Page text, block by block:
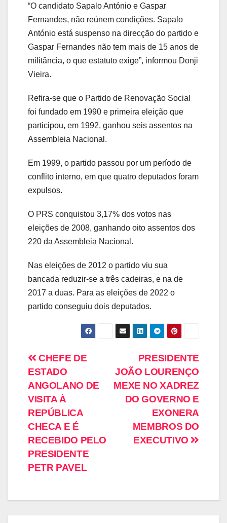
“O candidato Sapalo António e Gaspar
Fernandes, não reúnem condições. Sapalo
António está suspenso na direcção do partido e
Gaspar Fernandes não tem mais de 15 anos de
militância, o que estatuto exige”, informou Donji
Vieira.
Refira-se que o Partido de Renovação Social
foi fundado em 1990 e primeira eleição que
participou, em 1992, ganhou seis assentos na
Assembleia Nacional.
Em 1999, o partido passou por um período de
conflito interno, em que quatro deputados foram
expulsos.
O PRS conquistou 3,17% dos votos nas
eleições de 2008, ganhando oito assentos dos
220 da Assembleia Nacional.
Nas eleições de 2012 o partido viu sua
bancada reduzir-se a três cadeiras, e na de
2017 a duas. Para as eleições de 2022 o
partido conseguiu dois deputados.
PRESIDENTE
JOÃO LOURENÇO
MEXE NO XADREZ
DO GOVERNO E
EXONERA
MEMBROS DO
EXECUTIVO
CHEFE DE
ESTADO
ANGOLANO DE
VISITA À
REPÚBLICA
CHECA E É
RECEBIDO PELO
PRESIDENTE
PETR PAVEL